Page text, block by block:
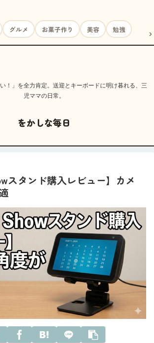
グルメ お菓子作り 美容 勉強
！」を全力肯定。送迎とキーボードに明け暮れる、三
児ママの日常。
をかしな毎日
スタンド購入レビュー】カメ